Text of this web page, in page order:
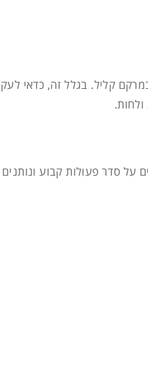
קליל. בגלל זה, כדאי
על סדר פעולות קבוע